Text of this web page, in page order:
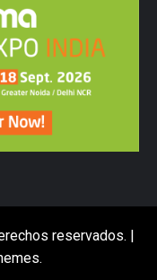
reservados. |